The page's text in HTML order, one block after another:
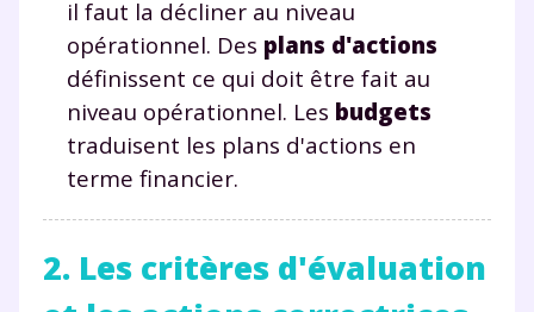
il faut la décliner au niveau
opérationnel. Des plans d'actions
définissent ce qui doit être fait au
niveau opérationnel. Les budgets
traduisent les plans d'actions en
terme financier.
2. Les critères d'évaluation